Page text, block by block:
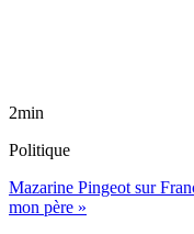
2min
Politique
Mazarine Pingeot sur
mon père »